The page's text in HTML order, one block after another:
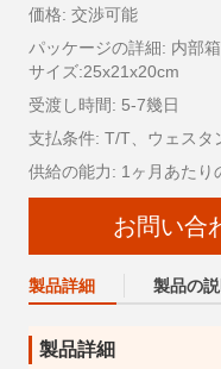
価格: 交渉可能
パッケージの詳細: 内部
サイズ:25x21x20cm
受渡し時間: 5-7幾日
支払条件: T/T、ウェスタ
供給の能力: 1ヶ月あたり
お問い合
製品詳細 製品の説
製品詳細